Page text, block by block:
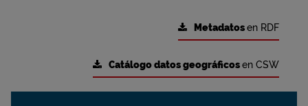
Metadatosen RDF
Catálogo datos geográficosen CSW